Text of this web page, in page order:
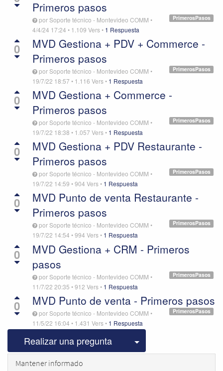
Primeros pasos
PrimerosPasos
porSoporte técnico - Montevideo COMM •
4/4/24 17:24 • 1.109 Vers• 1 Respuesta
0
MVD Gestiona + PDV + Commerce -
Primeros pasos
PrimerosPasos
porSoporte técnico - Montevideo COMM •
19/7/22 18:57 • 1.116 Vers• 1 Respuesta
0
MVD Gestiona + Commerce -
Primeros pasos
PrimerosPasos
porSoporte técnico - Montevideo COMM •
19/7/22 18:38 • 1.057 Vers• 1 Respuesta
0
MVD Gestiona + PDV Restaurante -
Primeros pasos
PrimerosPasos
porSoporte técnico - Montevideo COMM •
19/7/22 14:59 •904 Vers• 1 Respuesta
0
MVD Punto de venta Restaurante -
Primeros pasos
PrimerosPasos
porSoporte técnico - Montevideo COMM •
19/7/22 14:54 •994 Vers• 1 Respuesta
0
MVD Gestiona + CRM - Primeros
pasos
PrimerosPasos
porSoporte técnico - Montevideo COMM •
11/7/22 20:35 •912 Vers• 1 Respuesta
0 MVD Punto de venta - Primeros pasos
PrimerosPasos
porSoporte técnico - Montevideo COMM •
11/5/22 16:04 • 1.431 Vers• 1 Respuesta
Realizar una pregunta Seleccionar
Mantener informado